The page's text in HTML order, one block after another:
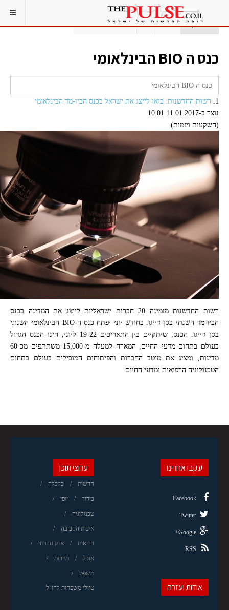
אתם כאן: ראשי תג כנס ה BIO הבינלאומי
כנס ה BIO הבינלאומי
1.
רשות החדשנות: בואו לייצג את ישראל בכנס הביו-מד הבינלאומי
נוצר ב-11.01.2017 10:01
(השקעות ויזמות)
רשות החדשנות מזמינה 20 חברות ישראליות לייצג את המדינה בכנס
הביו-מד השנתי בסן דייגו. בחודש יוני יפתח כנס ה-BIO הבינלאומי השנתי
בסן דייגו. הכנס, שיתקיים בין התאריכים 19-22 ליוני, הינו הכנס הגדול
בעולם בתחום מדעי החיים, המארח למעלה מ-15,000 משתתפים מכ-60
מדינות, ומציג את מיטב החברות והפיתוחים המובילים בעולם בתחום
הטכנולוגיה הרפואית ומדעי החיים.
ערוצי תוכן
חדשות כלכלה
בידור יופי
טכנולוגיה
איכות הסביבה
בריאות צדק חברתי
אוכל תיירות
משפט
טיולי משפחות לחו"ל
עקבו אחרינו
Facebook
Twitter
Google+
RSS
אודות ועזרה